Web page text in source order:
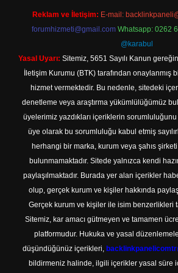
Reklam ve İletişim: E-mail:
forumhizmeti@gmail.com Whatsapp: 0262
@karabul
Yasal Uyarı: Sitemiz, 5651 Sayılı Kanun
İletişim Kurumu (BTK) tarafından onaylanmış
hizmet vermektedir. Bu nedenle, sitedeki
denetleme veya araştırma yükümlülüğümüz
üyelerimiz yazdıkları içeriklerin
üye olarak bu sorumluluğu kabul etmiş
herhangi bir marka, kurum veya şahıs
bulunmamaktadır. Sitede yalnızca kendi
paylaşılmaktadır. Burada yer alan içerikler
olup, gerçek kurum ve kişiler hakkında
Gerçek kurum ve kişiler ile isim benzerlikleri
Sitemiz, kar amacı gütmeyen ve tamamen
platformudur. Hukuka ve yasal
düşündüğünüz içerikleri,
bildirmeniz halinde, ilgili içerikler yasal süre